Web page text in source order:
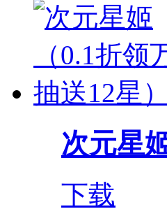
次元星
下载